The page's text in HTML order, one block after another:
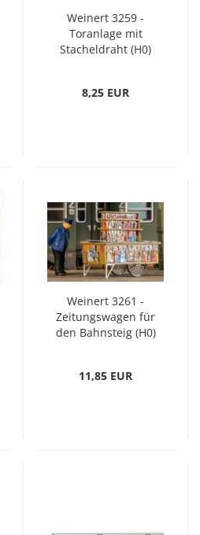
Weinert 3259 -
Toranlage mit
Stacheldraht (H0)
8,25 EUR
Weinert 3261 -
Zeitungswagen für
den Bahnsteig (H0)
11,85 EUR